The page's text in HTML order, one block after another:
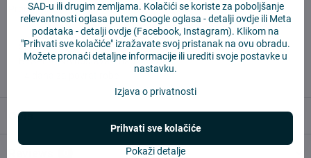
Proizvođač:Aftermarket
✅ Spremno za slanje odmah
✅ BESPLATNA dostava iznad 55 EUR
Opis
SAD-u ili drugim zemljama. Kolačići se koriste za poboljšanje
relevantnosti oglasa putem Google oglasa -detalji ovdjeili Meta
podataka -detalji ovdje (Facebook, Instagram). Klikom na
"Prihvati sve kolačiće" izražavate svoj pristanak na ovu obradu.
Možete pronaći detaljne informacije ili urediti svoje postavke u
nastavku.
Izjava o privatnosti
Pokaži detalje
Prihvati sve kolačiće